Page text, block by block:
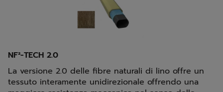
NF²-TECH 2.0
La versione 2.0 delle fibre naturali di lino offre un
tessuto interamente unidirezionale offrendo una